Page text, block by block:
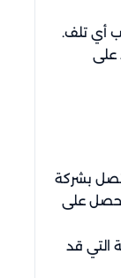
أي تلف.
على
بشركة
على
التي قد